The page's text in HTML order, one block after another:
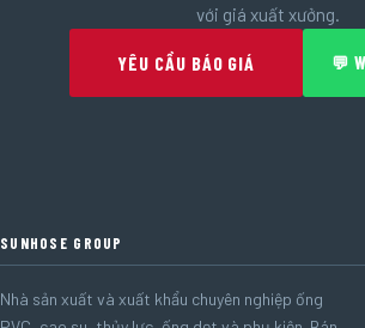
với giá xuất xưởng.
YÊU CẦU BÁO GIÁ 💬
SUNHOSE GROUP
Nhà sản xuất và xuất khẩu chuyên nghiệp ống